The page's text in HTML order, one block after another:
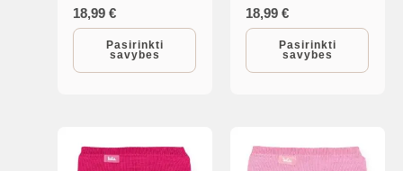
18,99€
Pasirinkti
savybes
has
multiple
variants.
be
18,99€
Pasirinkti
savybes
has
multiple
variants.
be